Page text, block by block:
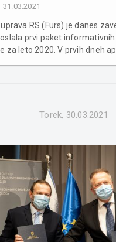
31.03.2021
uprava RS (Furs) je danes
prvi paket
za leto 2020. V prvih dneh
Torek, 30.03.2021